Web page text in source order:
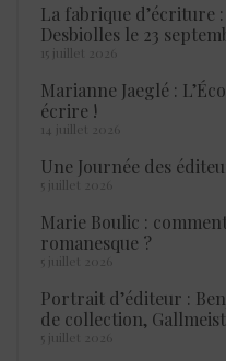
La fabrique d’écriture
Desbiolles le 23
15 juillet 2026
Marianne Jaeglé :
écrire !
14 juillet 2026
Une Journée des
5 juillet 2026
Marie Boulic :
romanesque ?
5 juillet 2026
Portrait d’éditeur :
de collection,
5 juillet 2026